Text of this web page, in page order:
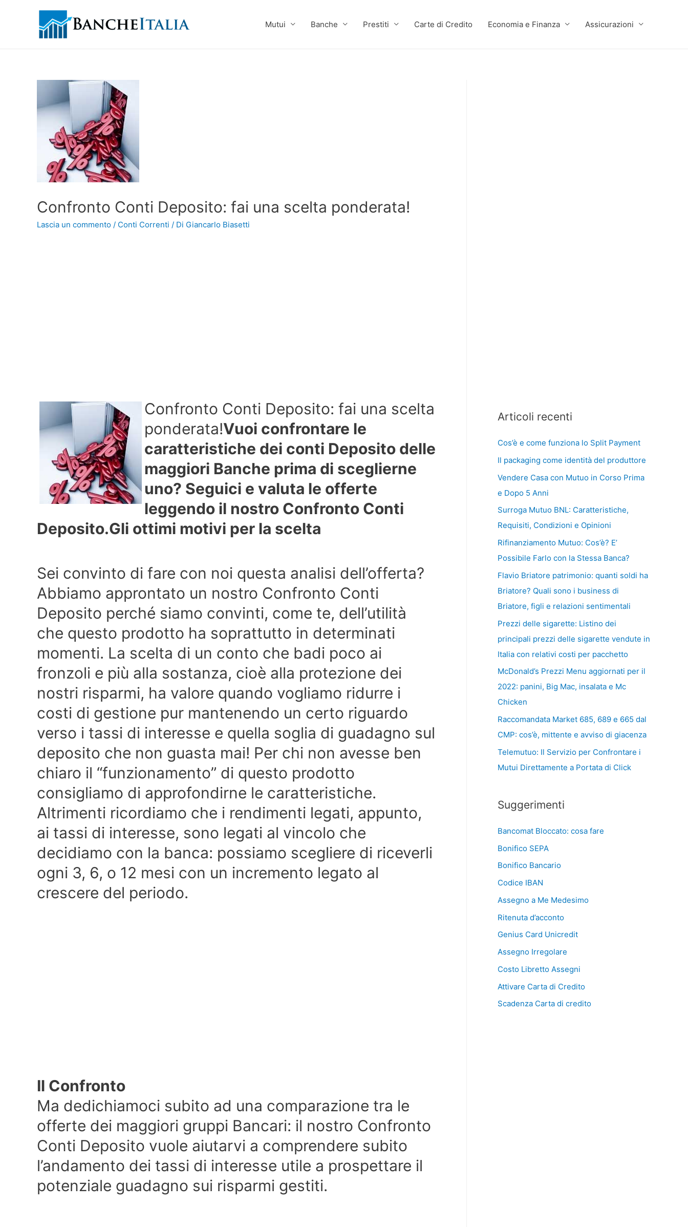
Mutui Banche Prestiti Carte di Credito Economia e Finanza Assicurazioni
Confronto Conti Deposito: fai una scelta ponderata!
Lascia un commento / Conti Correnti / Di Giancarlo Biasetti
Confronto Conti Deposito: fai una scelta
ponderata!Vuoi confrontare le
caratteristiche dei conti Deposito delle
maggiori Banche prima di sceglierne
uno? Seguici e valuta le offerte
leggendo il nostro Confronto Conti
Deposito.Gli ottimi motivi per la scelta
Sei convinto di fare con noi questa analisi dell’offerta?
Abbiamo approntato un nostro Confronto Conti
Deposito perché siamo convinti, come te, dell’utilità
che questo prodotto ha soprattutto in determinati
momenti. La scelta di un conto che badi poco ai
fronzoli e più alla sostanza, cioè alla protezione dei
nostri risparmi, ha valore quando vogliamo ridurre i
costi di gestione pur mantenendo un certo riguardo
verso i tassi di interesse e quella soglia di guadagno sul
deposito che non guasta mai! Per chi non avesse ben
chiaro il “funzionamento” di questo prodotto
consigliamo di approfondirne le caratteristiche.
Altrimenti ricordiamo che i rendimenti legati, appunto,
ai tassi di interesse, sono legati al vincolo che
decidiamo con la banca: possiamo scegliere di riceverli
ogni 3, 6, o 12 mesi con un incremento legato al
crescere del periodo.
Il Confronto
Ma dedichiamoci subito ad una comparazione tra le
offerte dei maggiori gruppi Bancari: il nostro Confronto
Conti Deposito vuole aiutarvi a comprendere subito
l’andamento dei tassi di interesse utile a prospettare il
potenziale guadagno sui risparmi gestiti.
Articoli recenti
Cos’è e come funziona lo Split Payment
Il packaging come identità del produttore
Vendere Casa con Mutuo in Corso Prima
e Dopo 5 Anni
Surroga Mutuo BNL: Caratteristiche,
Requisiti, Condizioni e Opinioni
Rifinanziamento Mutuo: Cos’è? E’
Possibile Farlo con la Stessa Banca?
Flavio Briatore patrimonio: quanti soldi ha
Briatore? Quali sono i business di
Briatore, figli e relazioni sentimentali
Prezzi delle sigarette: Listino dei
principali prezzi delle sigarette vendute in
Italia con relativi costi per pacchetto
McDonald’s Prezzi Menu aggiornati per il
2022: panini, Big Mac, insalata e Mc
Chicken
Raccomandata Market 685, 689 e 665 dal
CMP: cos’è, mittente e avviso di giacenza
Telemutuo: Il Servizio per Confrontare i
Mutui Direttamente a Portata di Click
Suggerimenti
Bancomat Bloccato: cosa fare
Bonifico SEPA
Bonifico Bancario
Codice IBAN
Assegno a Me Medesimo
Ritenuta d’acconto
Genius Card Unicredit
Assegno Irregolare
Costo Libretto Assegni
Attivare Carta di Credito
Scadenza Carta di credito